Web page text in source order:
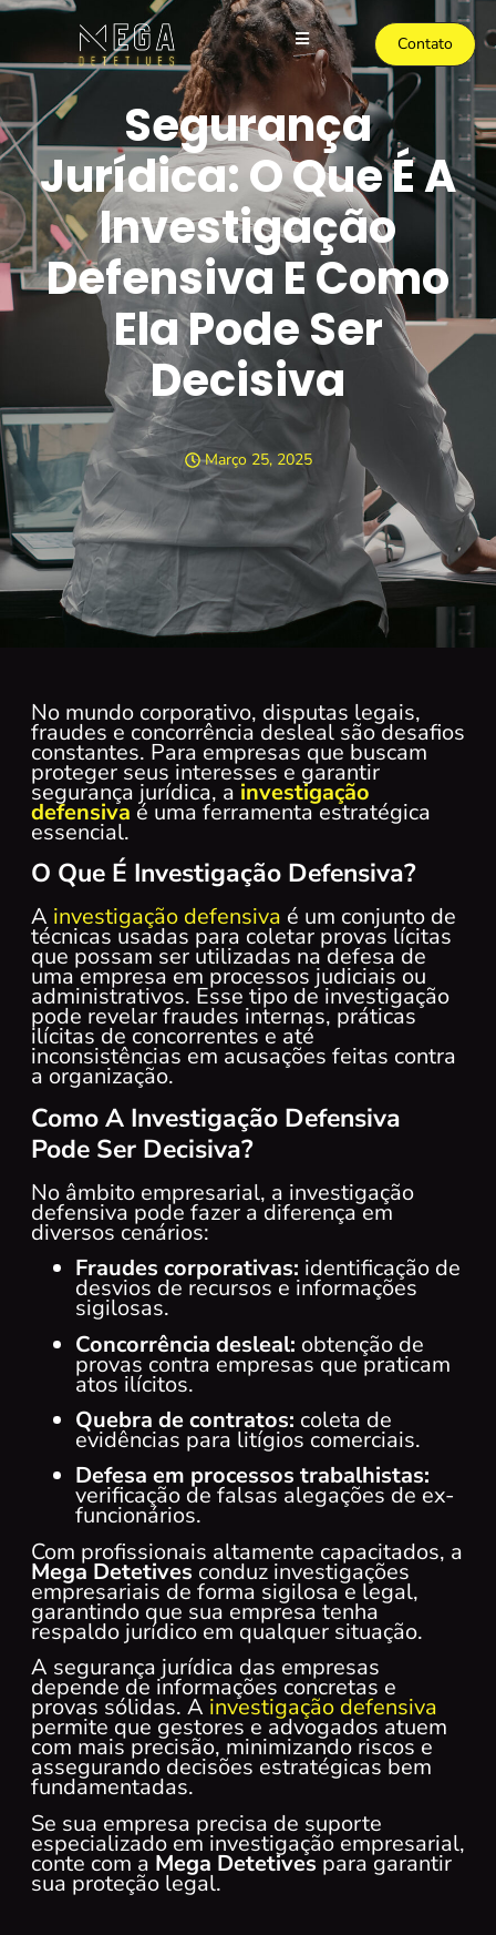
Contato
Segurança
Jurídica: O Que É A
Investigação
Defensiva E Como
Ela Pode Ser
Decisiva
Março 25, 2025
No mundo corporativo, disputas legais,
fraudes e concorrência desleal são desafios
constantes. Para empresas que buscam
proteger seus interesses e garantir
segurança jurídica, a investigação
defensiva é uma ferramenta estratégica
essencial.
O Que É Investigação Defensiva?
A investigação defensiva é um conjunto de
técnicas usadas para coletar provas lícitas
que possam ser utilizadas na defesa de
uma empresa em processos judiciais ou
administrativos. Esse tipo de investigação
pode revelar fraudes internas, práticas
ilícitas de concorrentes e até
inconsistências em acusações feitas contra
a organização.
Como A Investigação Defensiva
Pode Ser Decisiva?
No âmbito empresarial, a investigação
defensiva pode fazer a diferença em
diversos cenários:
Fraudes corporativas: identificação de
desvios de recursos e informações
sigilosas.
Concorrência desleal: obtenção de
provas contra empresas que praticam
atos ilícitos.
Quebra de contratos: coleta de
evidências para litígios comerciais.
Defesa em processos trabalhistas:
verificação de falsas alegações de ex-
funcionários.
Com profissionais altamente capacitados, a
Mega Detetives conduz investigações
empresariais de forma sigilosa e legal,
garantindo que sua empresa tenha
respaldo jurídico em qualquer situação.
A segurança jurídica das empresas
depende de informações concretas e
provas sólidas. A investigação defensiva
permite que gestores e advogados atuem
com mais precisão, minimizando riscos e
assegurando decisões estratégicas bem
fundamentadas.
Se sua empresa precisa de suporte
especializado em investigação empresarial,
conte com a Mega Detetives para garantir
sua proteção legal.